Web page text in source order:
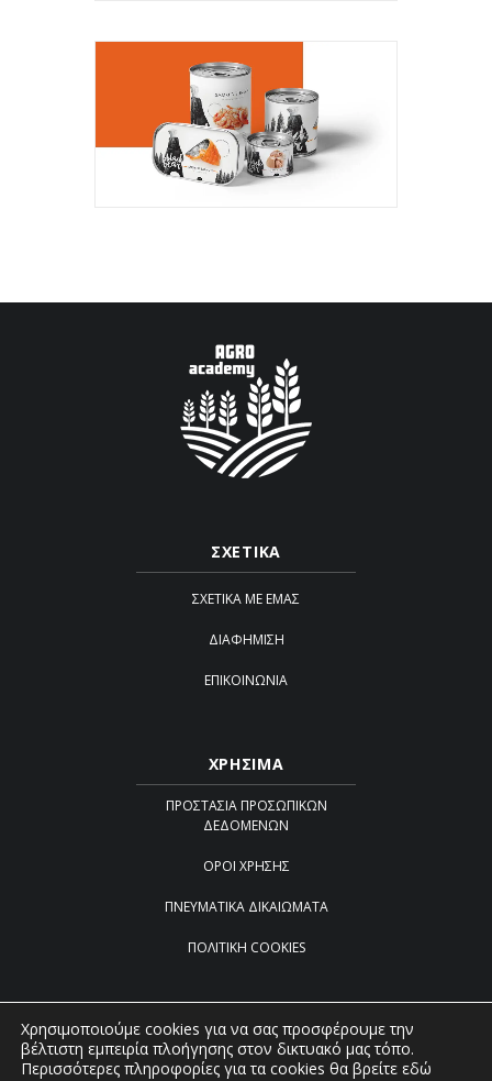
ΣΧΕΤΙΚΑ
ΣΧΕΤΙΚΆ ΜΕ ΕΜΆΣ
ΔΙΑΦΉΜΙΣΗ
ΕΠΙΚΟΙΝΩΝΊΑ
ΧΡΗΣΙΜΑ
ΠΡΟΣΤΑΣΊΑ ΠΡΟΣΩΠΙΚΏΝ
ΔΕΔΟΜΈΝΩΝ
ΌΡΟΙ ΧΡΉΣΗΣ
ΠΝΕΥΜΑΤΙΚΆ ΔΙΚΑΙΏΜΑΤΑ
ΠΟΛΙΤΙΚΉ COOKIES
Created byiWorx
Χρησιμοποιούμε cookies για να σας προσφέρουμε την
βέλτιστη εμπειρία πλοήγησης στον δικτυακό μας τόπο.
Περισσότερες πληροφορίες για τα cookies θα βρείτε εδώ